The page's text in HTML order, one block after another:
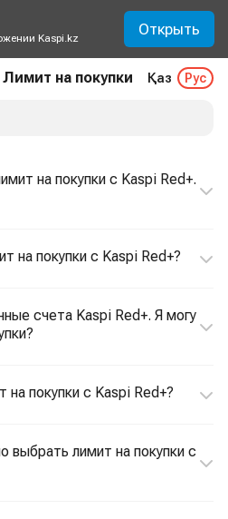
Kaspi.kz Открыть
Лимит на покупки Қаз Рус
на покупки с Kaspi Red+.
на покупки с Kaspi Red+?
счета Kaspi Red+. Я могу
на покупки с Kaspi Red+?
выбрать лимит на покупки с